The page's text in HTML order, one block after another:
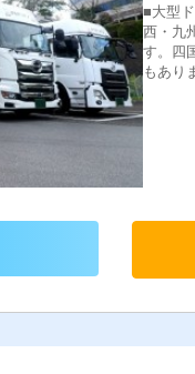
■大型
西・九
す。四
もあり
ます。
◆30代